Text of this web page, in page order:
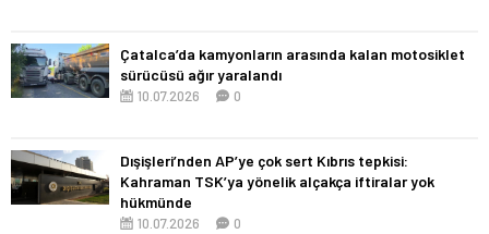
Çatalca’da kamyonların arasında kalan motosiklet
sürücüsü ağır yaralandı
10.07.2026 0
Dışişleri’nden AP’ye çok sert Kıbrıs tepkisi:
Kahraman TSK’ya yönelik alçakça iftiralar yok
hükmünde
10.07.2026 0